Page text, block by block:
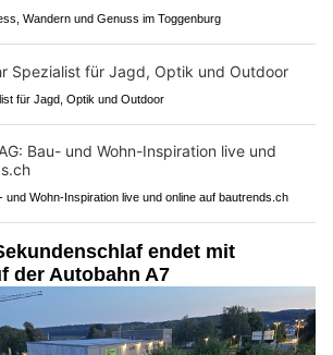
Wandern und Genuss im Toggenburg
für Jagd, Optik und Outdoor
Wohn-Inspiration live und online auf bautrends.ch
endet mit
der Autobahn A7